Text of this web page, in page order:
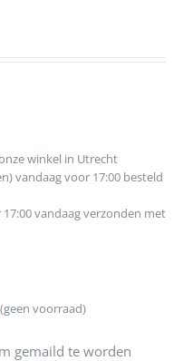
winkel in Utrecht
vandaag voor 17:00 besteld
vandaag verzonden met
(geen voorraad)
gemaild te worden